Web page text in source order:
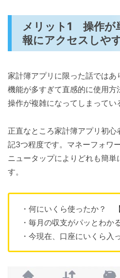
メリット1 操作が
報にアクセスしや
家計簿アプリに限った話では
機能が多すぎて直感的に使用方
操作が複雑になってしまってい
正直なところ家計簿アプリ初
記3つ程度です。マネーフォワ
ニュータップによりどれも簡単
す。
・何にいくら使ったか？ 【
・毎月の収支がパッとわか
・今現在、口座にいくら入